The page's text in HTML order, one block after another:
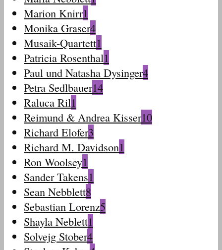
Marion Knirr1
Monika Graser4
Musaik-Quartett1
Patricia Rosenthal1
Paul und Natasha Dysinger4
Petra Sedlbauer14
Raluca Ril1
Reimund & Andrea Kisser10
Richard Elofer3
Richard M. Davidson1
Ron Woolsey1
Sander Takens1
Sean Nebblett8
Sebastian Lorenz5
Shayla Neblett1
Solvejg Stober4